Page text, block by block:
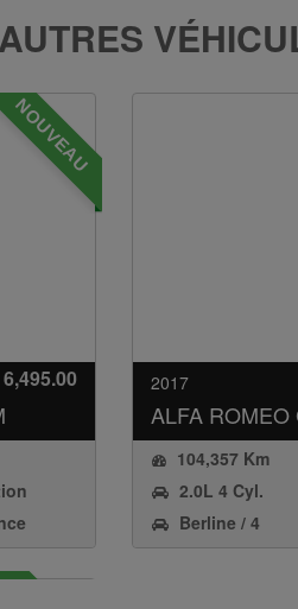
AUTRES
NOUVEAU
2017
ALFA ROMEO
Q4
104,357 Km
2.0L 4 Cyl.
Berline / 4
Portes